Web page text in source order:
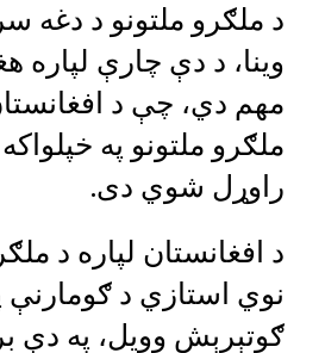
د ملګرو ملتونو د دغه
وینا،‌ د دې چارې لپاره
مهم دي، چې د
ملګرو ملتونو په
راوړل شوي دی.
د افغانستان لپاره د
نوي‌ استازي د ګومارنې
ګوتېرېش وویل، په دې